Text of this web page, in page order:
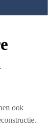
ook